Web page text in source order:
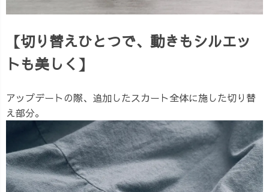
【切り替えひとつで、動きもシルエッ
トも美しく】
アップデートの際、追加したスカート全体に施した切り替
え部分。